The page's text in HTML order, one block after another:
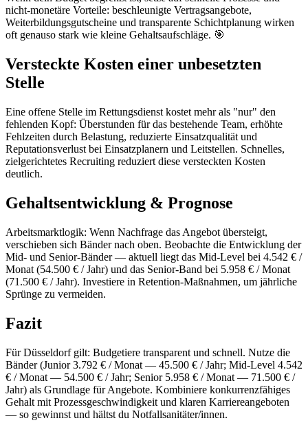
nicht-monetäre Vorteile: beschleunigte Vertragsangebote,
Weiterbildungsgutscheine und transparente Schichtplanung wirken
oft genauso stark wie kleine Gehaltsaufschläge. 🎯
Versteckte Kosten einer unbesetzten
Stelle
Eine offene Stelle im Rettungsdienst kostet mehr als "nur" den
fehlenden Kopf: Überstunden für das bestehende Team, erhöhte
Fehlzeiten durch Belastung, reduzierte Einsatzqualität und
Reputationsverlust bei Einsatzplanern und Leitstellen. Schnelles,
zielgerichtetes Recruiting reduziert diese versteckten Kosten
deutlich.
Gehaltsentwicklung & Prognose
Arbeitsmarktlogik: Wenn Nachfrage das Angebot übersteigt,
verschieben sich Bänder nach oben. Beobachte die Entwicklung der
Mid- und Senior-Bänder — aktuell liegt das Mid-Level bei 4.542 € /
Monat (54.500 € / Jahr) und das Senior-Band bei 5.958 € / Monat
(71.500 € / Jahr). Investiere in Retention-Maßnahmen, um jährliche
Sprünge zu vermeiden.
Fazit
Für Düsseldorf gilt: Budgetiere transparent und schnell. Nutze die
Bänder (Junior 3.792 € / Monat — 45.500 € / Jahr; Mid-Level 4.542
€ / Monat — 54.500 € / Jahr; Senior 5.958 € / Monat — 71.500 € /
Jahr) als Grundlage für Angebote. Kombiniere konkurrenzfähiges
Gehalt mit Prozessgeschwindigkeit und klaren Karriereangeboten
— so gewinnst und hältst du Notfallsanitäter/innen.